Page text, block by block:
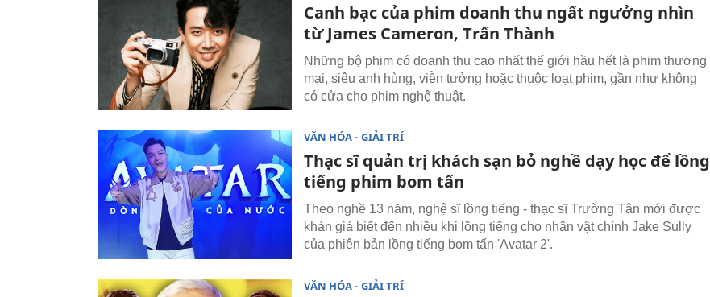
Canh bạc của phim doanh thu ngất ngưởng nhìn
từ James Cameron, Trấn Thành
Những bộ phim có doanh thu cao nhất thế giới hầu hết là phim thương
mại, siêu anh hùng, viễn tưởng hoặc thuộc loạt phim, gần như không
có cửa cho phim nghệ thuật.
VĂN HÓA - GIẢI TRÍ
Thạc sĩ quản trị khách sạn bỏ nghề dạy học để lồng
tiếng phim bom tấn
Theo nghề 13 năm, nghệ sĩ lồng tiếng - thạc sĩ Trường Tân mới được
khán giả biết đến nhiều khi lồng tiếng cho nhân vật chính Jake Sully
của phiên bản lồng tiếng bom tấn 'Avatar 2'.
VĂN HÓA - GIẢI TRÍ